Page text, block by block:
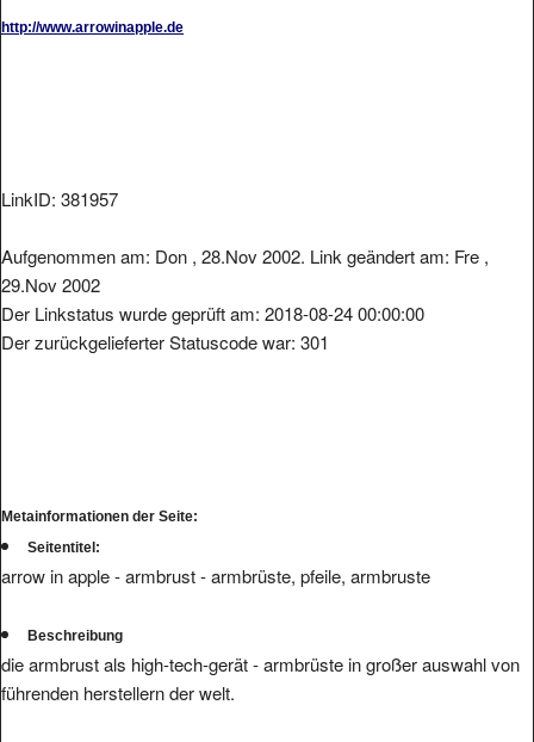
http://www.arrowinapple.de
LinkID: 381957
Aufgenommen am: Don , 28.Nov 2002. Link geändert am: Fre ,
29.Nov 2002
Der Linkstatus wurde geprüft am: 2018-08-24 00:00:00
Der zurückgelieferter Statuscode war: 301
Metainformationen der Seite:
Seitentitel:
arrow in apple - armbrust - armbrüste, pfeile, armbruste
Beschreibung
die armbrust als high-tech-gerät - armbrüste in großer auswahl von
führenden herstellern der welt.